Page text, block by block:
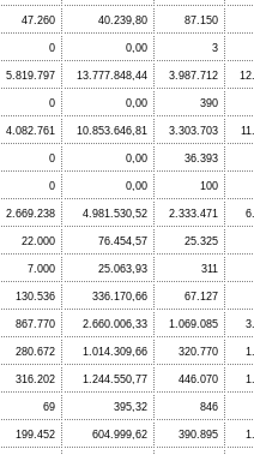
47.260 40.239,80 87.150
0 0,00 3
5.819.797 13.777.848,44 3.987.712
0 0,00 390
4.082.761 10.853.646,81 3.303.703
0 0,00 36.393
0 0,00 100
2.669.238 4.981.530,52 2.333.471
22.000 76.454,57 25.325
7.000 25.063,93 311
130.536 336.170,66 67.127
867.770 2.660.006,33 1.069.085
280.672 1.014.309,66 320.770
316.202 1.244.550,77 446.070
69 395,32 846
199.452 604.999,62 390.895